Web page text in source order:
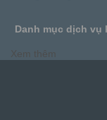
Danh mục dịch vụ
Xem thêm